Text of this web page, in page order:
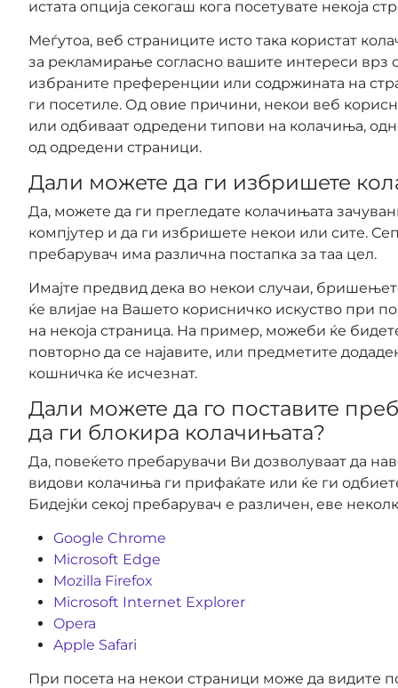
истата опција секогаш кога посетувате некоја
Меѓутоа, веб страниците исто така користат
за рекламирање согласно вашите интереси врз
избраните преференции или содржината на
ги посетиле. Од овие причини, некои веб
или одбиваат одредени типови на колачиња,
од одредени страници.
Дали можете да ги избришете
Да, можете да ги прегледате колачињата
компјутер и да ги избришете некои или сите.
пребарувач има различна постапка за таа цел.
Имајте предвид дека во некои случаи,
ќе влијае на Вашето корисничко искуство при
на некоја страница. На пример, можеби ќе
повторно да се најавите, или предметите
кошничка ќе исчезнат.
Дали можете да го поставите
да ги блокира колачињата?
Да, повеќето пребарувачи Ви дозволуваат да
видови колачиња ги прифаќате или ќе ги
Бидејќи секој пребарувач е различен, еве
Google Chrome
Microsoft Edge
Mozilla Firefox
Microsoft Internet Explorer
Opera
Apple Safari
При посета на некои страници може да видите